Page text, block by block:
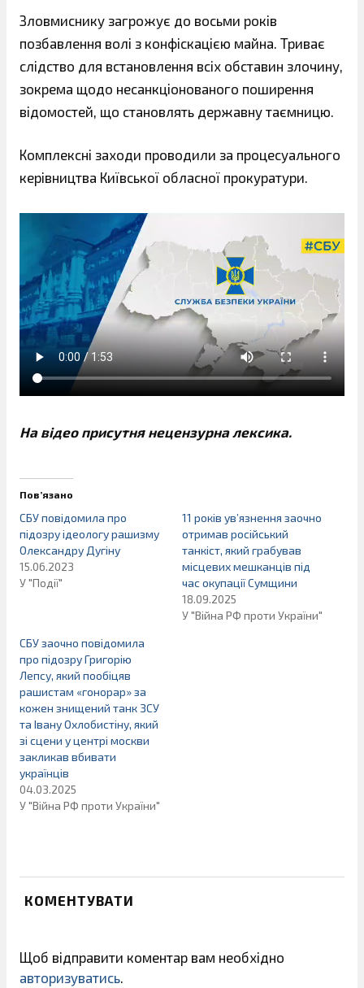
Зловмиснику загрожує до восьми років
позбавлення волі з конфіскацією майна. Триває
слідство для встановлення всіх обставин злочину,
зокрема щодо несанкціонованого поширення
відомостей, що становлять державну таємницю.
Комплексні заходи проводили за процесуального
керівництва Київської обласної прокуратури.
На відео присутня нецензурна лексика.
Пов’язано
СБУ повідомила про
підозру ідеологу рашизму
Олександру Дугіну
15.06.2023
У "Події"
11 років ув’язнення заочно
отримав російський
танкіст, який грабував
місцевих мешканців під
час окупації Сумщини
18.09.2025
У "Війна РФ проти України"
СБУ заочно повідомила
про підозру Григорію
Лепсу, який пообіцяв
рашистам «гонорар» за
кожен знищений танк ЗСУ
та Івану Охлобистіну, який
зі сцени у центрі москви
закликав вбивати
українців
04.03.2025
У "Війна РФ проти України"
КОМЕНТУВАТИ
Щоб відправити коментар вам необхідно
авторизуватись